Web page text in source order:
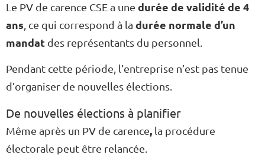
Le PV de carence CSE a une durée de validité de 4
ans , ce qui correspond à la durée normale d’un
mandat des représentants du personnel.
Pendant cette période, l’entreprise n’est pas tenue
d’organiser de nouvelles élections.
De nouvelles élections à planifier
Même après un PV de carence, la procédure
électorale peut être relancée.